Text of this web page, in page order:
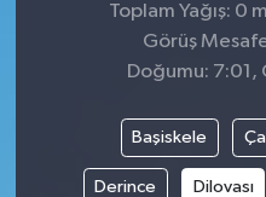
Toplam Yağış: 0
Görüş
Doğumu: 7:01,
Başiskele
Derince Dilovası